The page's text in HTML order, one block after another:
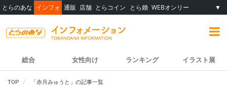
とらのあな インフォ 通販 店舗 とらコイン とら婚 WEBオンリー ▼
総合 女性向け ランキング イラスト展
TOP 「赤月みゅうと」の記事一覧